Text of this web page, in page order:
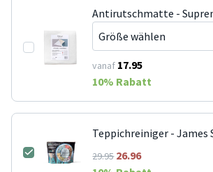
Antirutschmatte -
vanaf 17.95
10% Rabatt
Teppichreiniger - James
29.9526.96